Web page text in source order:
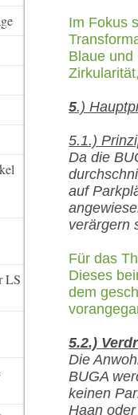
Im Fokus
Blaue und
5.)
5.1.)
Da die
auf
verärgern
Für das
Dieses
dem
5.2.)
Die
BUGA
keinen
Haan
LS